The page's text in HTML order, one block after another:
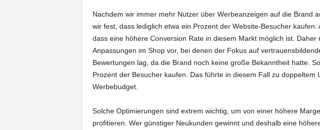
Nachdem wir immer mehr Nutzer über Werbeanzeigen auf die Brand
wir fest, dass lediglich etwa ein Prozent der Website-Besucher kaufen.
dass eine höhere Conversion Rate in diesem Markt möglich ist. Daher
Anpassungen im Shop vor, bei denen der Fokus auf
Bewertungen lag, da die Brand noch keine große Bekanntheit hatte.
Prozent der Besucher kaufen. Das führte in diesem Fall zu doppeltem
Werbebudget.
Solche Optimierungen sind extrem wichtig, um von einer höhere
profitieren. Wer günstiger Neukunden gewinnt und deshalb eine